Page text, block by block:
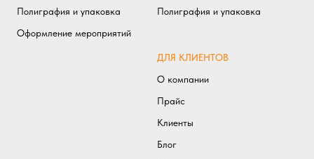
Полиграфия и упаковка
Оформление мероприятий
Полиграфия и упаковка
ДЛЯ КЛИЕНТОВ
О компании
Прайс
Клиенты
Блог